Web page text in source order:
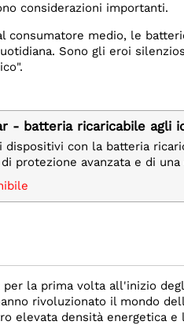
considerazioni importanti.
consumatore medio, le
Sono gli eroi
- batteria ricaricabile agli
con la batteria
protezione avanzata e di
la prima volta all'inizio
rivoluzionato il mondo
elevata densità energetica